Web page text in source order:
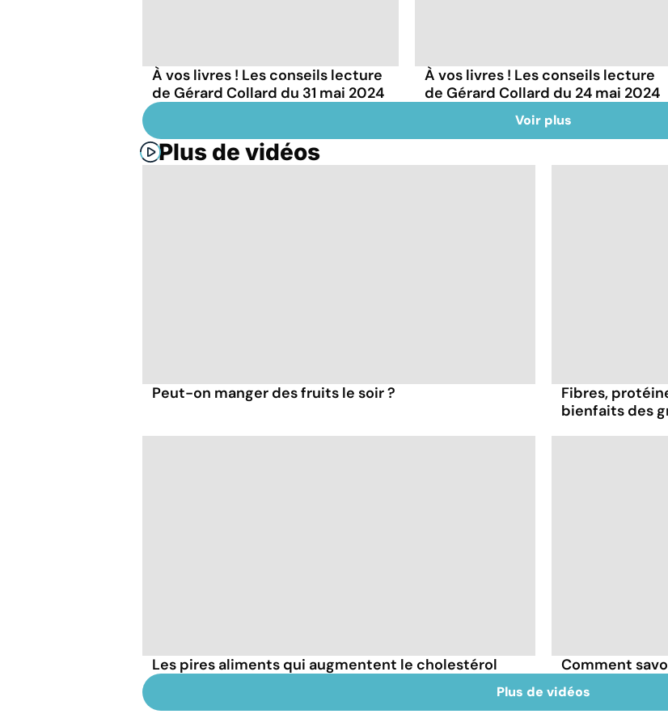
À vos livres ! Les conseils lecture
de Gérard Collard du 31 mai 2024
À vos livres ! Les conseils lecture
de Gérard Collard du 24 mai 2024
Voir plus
Plus de vidéos
Peut-on manger des fruits le soir ?
Fibres,
bienfaits des
Les pires aliments qui augmentent le cholestérol Comment
Plus de vidéos